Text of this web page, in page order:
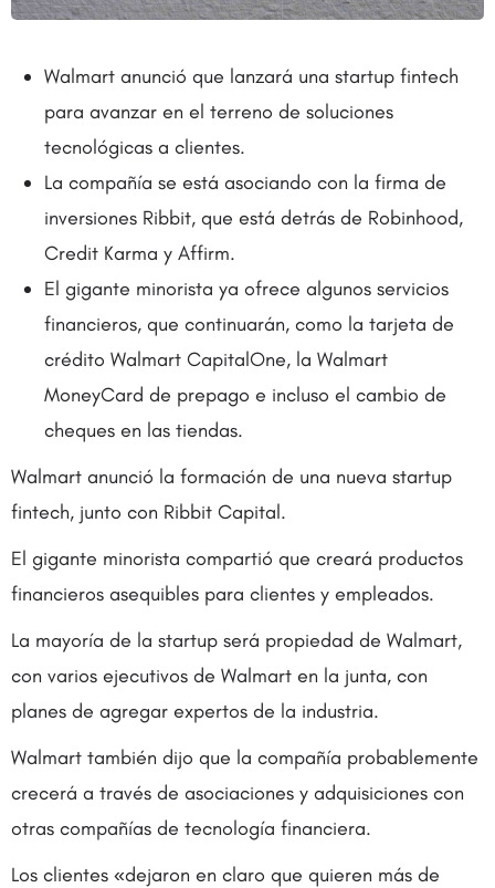
Walmart anunció que lanzará una startup fintech
para avanzar en el terreno de soluciones
tecnológicas a clientes.
La compañía se está asociando con la firma de
inversiones Ribbit, que está detrás de Robinhood,
Credit Karma y Affirm.
El gigante minorista ya ofrece algunos servicios
financieros, que continuarán, como la tarjeta de
crédito Walmart CapitalOne, la Walmart
MoneyCard de prepago e incluso el cambio de
cheques en las tiendas.
Walmart anunció la formación de una nueva startup
fintech, junto con Ribbit Capital.
El gigante minorista compartió que creará productos
financieros asequibles para clientes y empleados.
La mayoría de la startup será propiedad de Walmart,
con varios ejecutivos de Walmart en la junta, con
planes de agregar expertos de la industria.
Walmart también dijo que la compañía probablemente
crecerá a través de asociaciones y adquisiciones con
otras compañías de tecnología financiera.
Los clientes «dejaron en claro que quieren más de